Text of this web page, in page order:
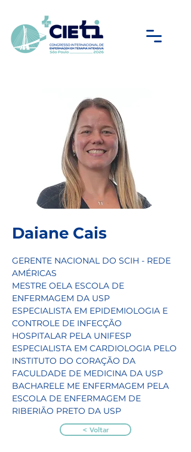
Daiane Cais
GERENTE NACIONAL DO SCIH - REDE
AMÉRICAS
MESTRE OELA ESCOLA DE
ENFERMAGEM DA USP
ESPECIALISTA EM EPIDEMIOLOGIA E
CONTROLE DE INFECÇÃO
HOSPITALAR PELA UNIFESP
ESPECIALISTA EM CARDIOLOGIA PELO
INSTITUTO DO CORAÇÃO DA
FACULDADE DE MEDICINA DA USP
BACHARELE ME ENFERMAGEM PELA
ESCOLA DE ENFERMAGEM DE
RIBERIÃO PRETO DA USP
< Voltar